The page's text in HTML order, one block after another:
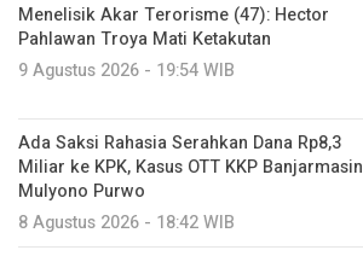
Menelisik Akar Terorisme (47): Hector
Pahlawan Troya Mati Ketakutan
9 Agustus 2026 - 19:54 WIB
Ada Saksi Rahasia Serahkan Dana Rp8,3
Miliar ke KPK, Kasus OTT KKP Banjarmasin
Mulyono Purwo
8 Agustus 2026 - 18:42 WIB